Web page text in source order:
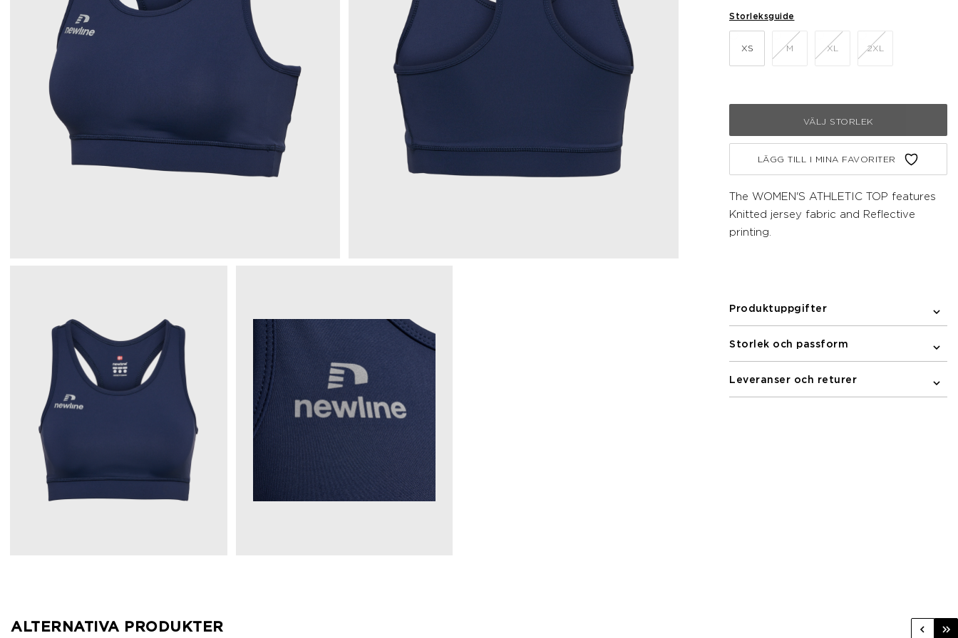
Storleksguide
XS M XL 2XL
VÄLJ STORLEK
LÄGG TILL I MINA FAVORITER
The WOMEN'S ATHLETIC TOP features
Knitted jersey fabric and Reflective
printing.
Produktuppgifter
Storlek och passform
Leveranser och returer
ALTERNATIVA PRODUKTER